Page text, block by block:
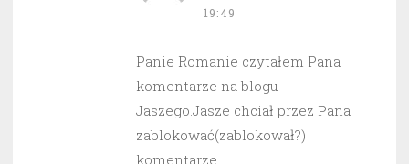
19:49
Panie Romanie czytałem Pana
komentarze na blogu
Jaszego.Jasze chciał przez Pana
zablokować(zablokował?)
komentarze.